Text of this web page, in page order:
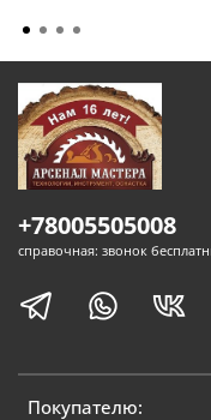
Покупателю:
+78005505008
справочная: звонок